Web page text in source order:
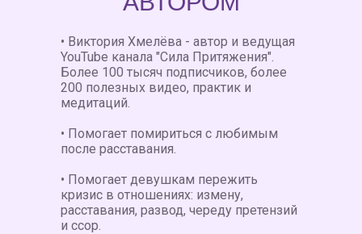
• Виктория Хмелёва - автор и ведущая
YouTube канала "Сила Притяжения".
Более 100 тысяч подписчиков, более
200 полезных видео, практик и
медитаций.
• Помогает помириться с любимым
после расставания.
• Помогает девушкам пережить
кризис в отношениях: измену,
расставания, развод, череду претензий
и ссор.